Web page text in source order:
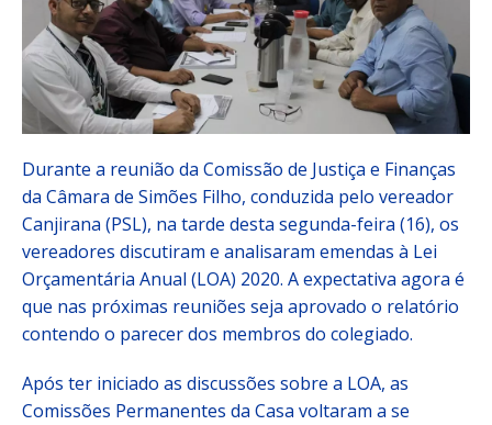
Durante a reunião da Comissão de Justiça e Finanças
da Câmara de Simões Filho, conduzida pelo vereador
Canjirana (PSL), na tarde desta segunda-feira (16), os
vereadores discutiram e analisaram emendas à Lei
Orçamentária Anual (LOA) 2020. A expectativa agora é
que nas próximas reuniões seja aprovado o relatório
contendo o parecer dos membros do colegiado.
Após ter iniciado as discussões sobre a LOA, as
Comissões Permanentes da Casa voltaram a se